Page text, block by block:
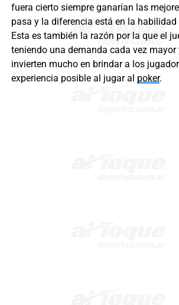
fuera cierto siempre ganarían las
pasa y la diferencia está en la habilidad
Esta es también la razón por la que el
teniendo una demanda cada vez mayor
invierten mucho en brindar a los
experiencia posible al jugar al poker.